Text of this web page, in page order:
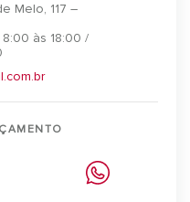
Melo, 117 –
às 18:00 /